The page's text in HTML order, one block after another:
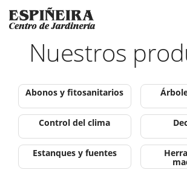
Nuestros
Abonos y fitosanitarios
Control del clima
Estanques y fuentes